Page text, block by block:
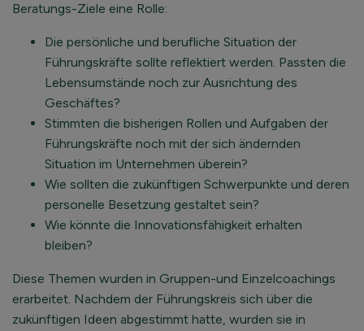
Beratungs-Ziele eine Rolle:
Die persönliche und berufliche Situation der
Führungskräfte sollte reflektiert werden. Passten die
Lebensumstände noch zur Ausrichtung des
Geschäftes?
Stimmten die bisherigen Rollen und Aufgaben der
Führungskräfte noch mit der sich ändernden
Situation im Unternehmen überein?
Wie sollten die zukünftigen Schwerpunkte und deren
personelle Besetzung gestaltet sein?
Wie könnte die Innovationsfähigkeit erhalten
bleiben?
Diese Themen wurden in Gruppen-und Einzelcoachings
erarbeitet. Nachdem der Führungskreis sich über die
zukünftigen Ideen abgestimmt hatte, wurden sie in